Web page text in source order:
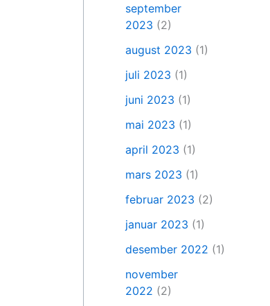
september
2023 (2)
august 2023 (1)
juli 2023 (1)
juni 2023 (1)
mai 2023 (1)
april 2023 (1)
mars 2023 (1)
februar 2023 (2)
januar 2023 (1)
desember 2022 (1)
november
2022 (2)